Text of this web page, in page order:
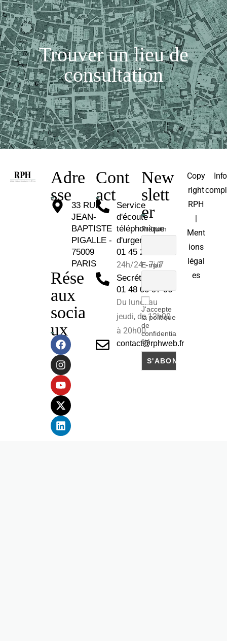
Trouver un lieu de
consultation
Adre
sse
33 RUE
JEAN-
BAPTISTE
PIGALLE -
75009
PARIS
Rése
aux
socia
ux
Cont
act
Service
d'écoute
téléphonique
d'urgence :
01 45 26 81 30
24h/24 - 7j/7
Secrétariat :
01 48 00 97 96
Du lundi au
jeudi, de 12h00
à 20h00.
contact@rphweb.fr
New
slett
er
Prénom
E-mail
J'accepte
la politique
de
confidentia
lité
Copy
right
RPH
Ment
ions
légal
es